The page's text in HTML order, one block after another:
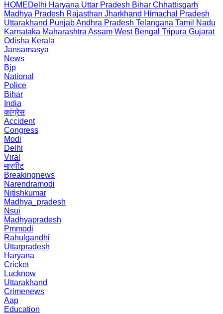
HOMEDelhi Haryana Uttar Pradesh Bihar Chhattisgarh
Madhya Pradesh Rajasthan Jharkhand Himachal Pradesh
Uttarakhand PunjabAndhra Pradesh Telangana Tamil Nadu
Karnataka Maharashtra Assam West Bengal Tripura Gujarat
Odisha Kerala
Jansamasya
News
Bjp
National
Police
Bihar
India
कांग्रेस
Accident
Congress
Modi
Delhi
Viral
मारपीट
Breakingnews
Narendramodi
Nitishkumar
Madhya_pradesh
Nsui
Madhyapradesh
Pmmodi
Rahulgandhi
Uttarpradesh
Haryana
Cricket
Lucknow
Uttarakhand
Crimenews
Aap
Education